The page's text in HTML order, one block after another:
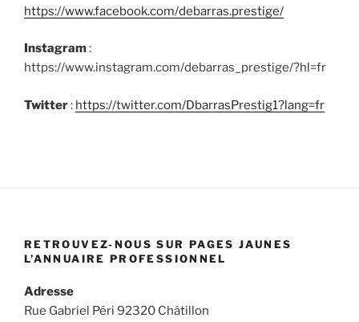
https://www.facebook.com/debarras.prestige/
Instagram:
https://www.instagram.com/debarras_prestige/?hl=fr
Twitter: https://twitter.com/DbarrasPrestig1?lang=fr
RETROUVEZ-NOUS SUR PAGES JAUNES
L’ANNUAIRE PROFESSIONNEL
Adresse
Rue Gabriel Péri 92320 Châtillon